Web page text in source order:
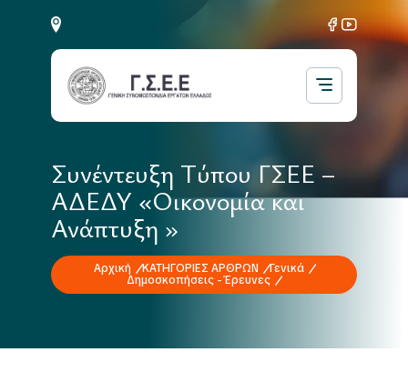
Συνέντευξη Τύπου ΓΣΕΕ –
ΑΔΕΔΥ «Οικονομία και
Ανάπτυξη »
Αρχική ΚΑΤΗΓΟΡΙΕΣ ΑΡΘΡΩΝ
Γενικά
Δημοσκοπήσεις - Έρευνες